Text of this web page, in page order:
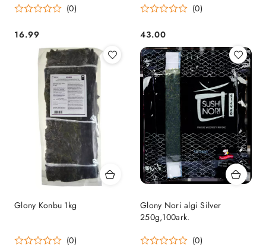
(0)
Cena:
16.99
(0)
Cena:
43.00
Glony Konbu 1kg
(0)
Glony Nori algi Silver
250g,100ark.
(0)